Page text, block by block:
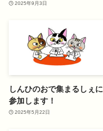
2025年9月3日
しんひのおで集まるしぇに
参加します！
2025年5月22日